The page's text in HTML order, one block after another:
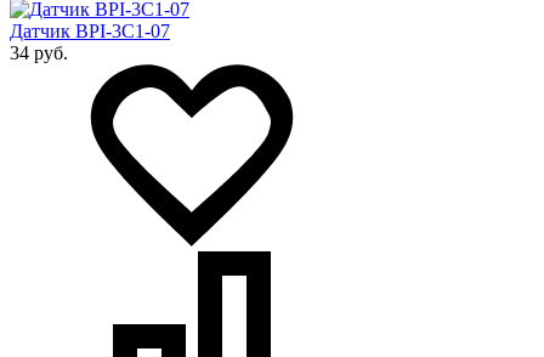
Датчик BPI-3C1-07
34 руб.